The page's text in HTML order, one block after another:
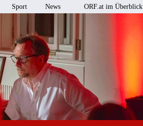
Sport News ORF.at im Überblick